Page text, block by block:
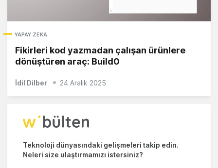
YAPAY ZEKA
Fikirleri kod yazmadan çalışan ürünlere
dönüştüren araç: Build0
İdil Dilber 24 Aralık 2025
Teknoloji dünyasındaki gelişmeleri takip edin.
Neleri size ulaştırmamızı istersiniz?